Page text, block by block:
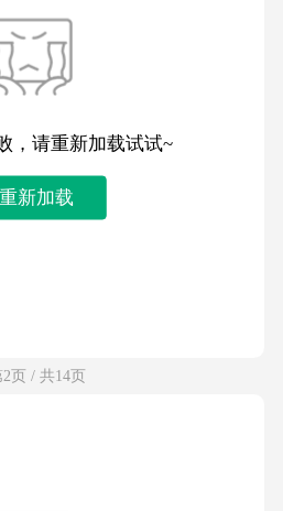
，请重新加载试试~
重新加载
2页 / 共14页